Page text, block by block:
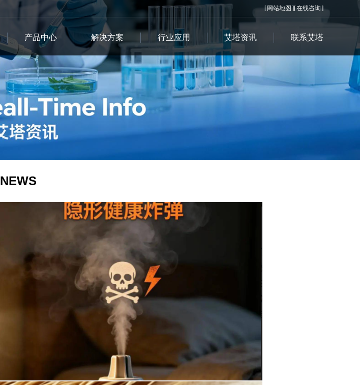
[网站地图 ][在线咨询]
产品中心 解决方案 行业应用 艾塔资讯 联系艾塔
NEWS